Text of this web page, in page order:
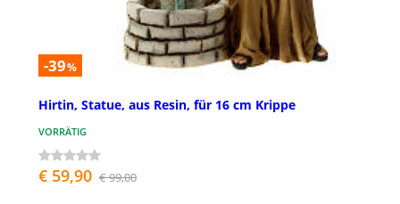
-39%
Hirtin, Statue, aus Resin, für 16 cm Krippe
VORRÄTIG
€ 59,90 € 99,00